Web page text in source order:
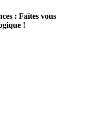
: Faites vous
!